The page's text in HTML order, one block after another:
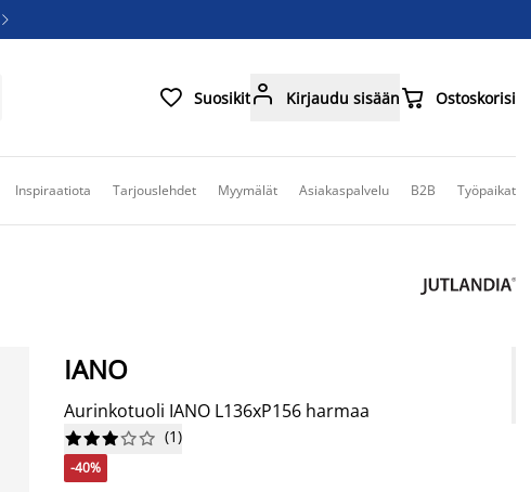

 Suosikit Kirjaudu sisään Ostoskorisi
Inspiraatiota Tarjouslehdet Myymälät Asiakaspalvelu B2B Työpaikat
IANO
Aurinkotuoli IANO L136xP156 harmaa





 (1)
-40%